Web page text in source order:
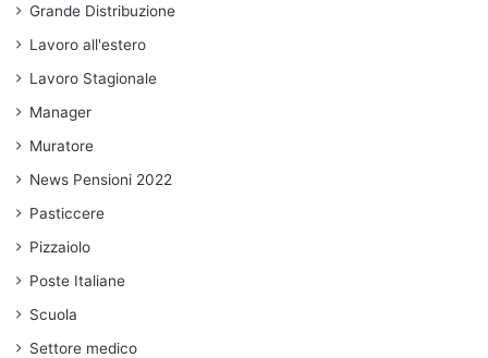
Grande Distribuzione
Lavoro all'estero
Lavoro Stagionale
Manager
Muratore
News Pensioni 2022
Pasticcere
Pizzaiolo
Poste Italiane
Scuola
Settore medico